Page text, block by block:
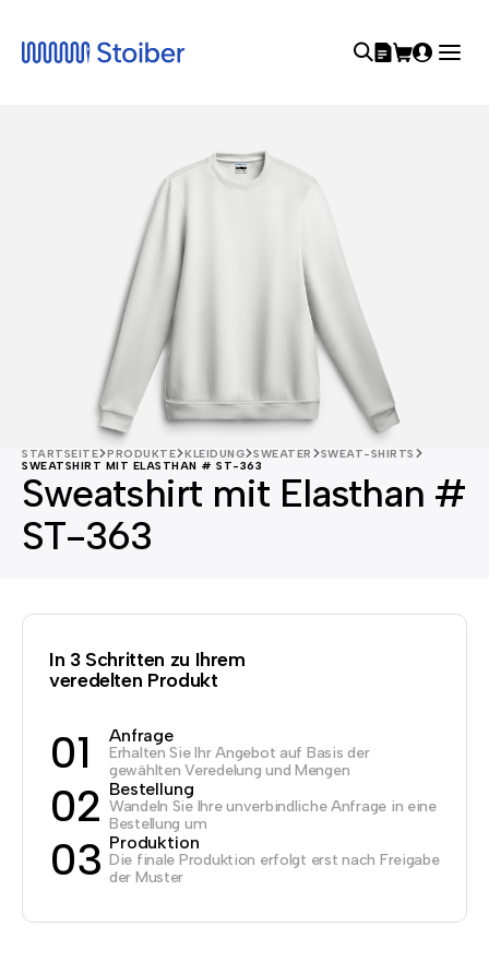
STARTSEITE PRODUKTE KLEIDUNG SWEATER
SWEAT-SHIRTS
SWEATSHIRT MIT ELASTHAN # ST-363
Sweatshirt mit Elasthan #
ST-363
In 3 Schritten zu Ihrem
veredelten Produkt
01 Anfrage
Erhalten Sie Ihr Angebot auf Basis der
gewählten Veredelung und Mengen
02 Bestellung
Wandeln Sie Ihre unverbindliche Anfrage in eine
Bestellung um
03 Produktion
Die finale Produktion erfolgt erst nach Freigabe
der Muster